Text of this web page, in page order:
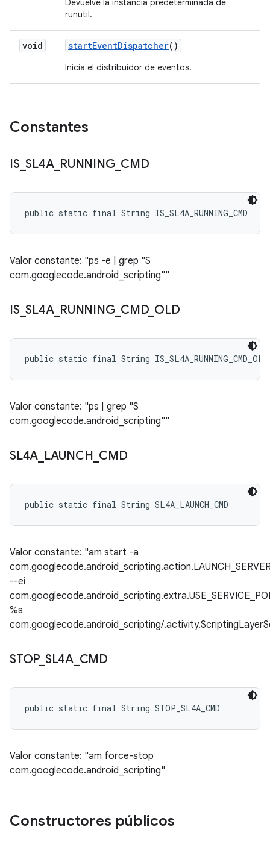
Devuelve la instancia predeterminada de
runutil.
void startEventDispatcher()
Inicia el distribuidor de eventos.
Constantes
IS_SL4A_ RUNNING_ CMD
public static final String IS_SL4A_RUNNING_CMD
Valor constante: "ps -e | grep "S
com.googlecode.android_scripting""
IS_SL4A_ RUNNING_ CMD_ OLD
public static final String IS_SL4A_RUNNING_CMD_OLD
Valor constante: "ps | grep "S
com.googlecode.android_scripting""
SL4A LAUNCH CMD
public static final String SL4A_LAUNCH_CMD
Valor constante: "am start -a
--ei
%s
com.googlecode.android_scripting/
STOP_ SL4A_ CMD
public static final String STOP_SL4A_CMD
Valor constante: "am force-stop
com.googlecode.android_scripting"
Constructores públicos